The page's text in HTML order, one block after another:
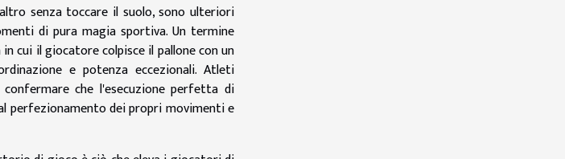
senza toccare il suolo, sono ulteriori
di pura magia sportiva. Un termine
cui il giocatore colpisce il pallone con un
e potenza eccezionali. Atleti
che l'esecuzione perfetta di
perfezionamento dei propri movimenti e